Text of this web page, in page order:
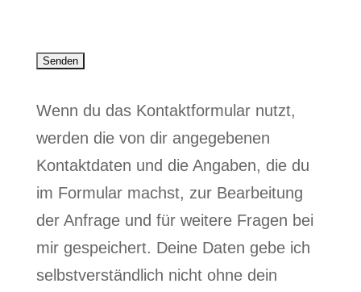
Wenn du das Kontaktformular nutzt,
werden die von dir angegebenen
Kontaktdaten und die Angaben, die du
im Formular machst, zur Bearbeitung
der Anfrage und für weitere Fragen bei
mir gespeichert. Deine Daten gebe ich
selbstverständlich nicht ohne dein